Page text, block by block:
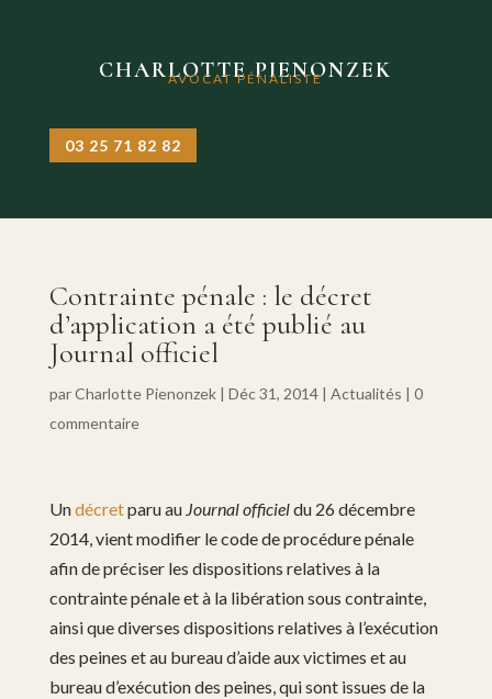
CHARLOTTE PIENONZEK
AVOCAT PÉNALISTE
03 25 71 82 82
Contrainte pénale : le décret
d’application a été publié au
Journal officiel
parCharlotte Pienonzek| Déc 31, 2014| Actualités | 0
commentaire
Undécretparu au Journal officieldu 26 décembre
2014, vient modifier le code de procédure pénale
afin de préciser les dispositions relatives à la
contrainte pénale et à la libération sous contrainte,
ainsi que diverses dispositions relatives à l’exécution
des peines et au bureau d’aide aux victimes et au
bureau d’exécution des peines, qui sont issues de la